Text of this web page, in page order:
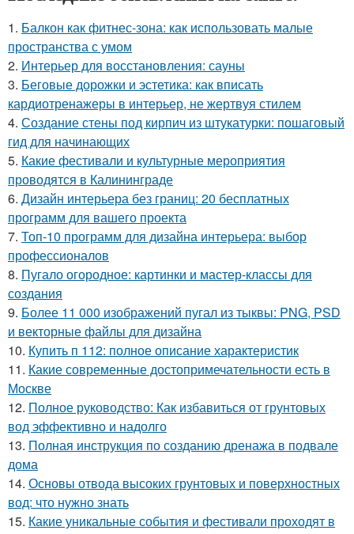
1. Балкон как фитнес-зона: как использовать малые
пространства с умом
2. Интерьер для восстановления: сауны
3. Беговые дорожки и эстетика: как вписать
кардиотренажеры в интерьер, не жертвуя стилем
4. Создание стены под кирпич из штукатурки: пошаговый
гид для начинающих
5. Какие фестивали и культурные мероприятия
проводятся в Калининграде
6. Дизайн интерьера без границ: 20 бесплатных
программ для вашего проекта
7. Топ-10 программ для дизайна интерьера: выбор
профессионалов
8. Пугало огородное: картинки и мастер-классы для
создания
9. Более 11 000 изображений пугал из тыквы: PNG, PSD
и векторные файлы для дизайна
10. Купить п 112: полное описание характеристик
11. Какие современные достопримечательности есть в
Москве
12. Полное руководство: Как избавиться от грунтовых
вод эффективно и надолго
13. Полная инструкция по созданию дренажа в подвале
дома
14. Основы отвода высоких грунтовых и поверхностных
вод: что нужно знать
15. Какие уникальные события и фестивали проходят в